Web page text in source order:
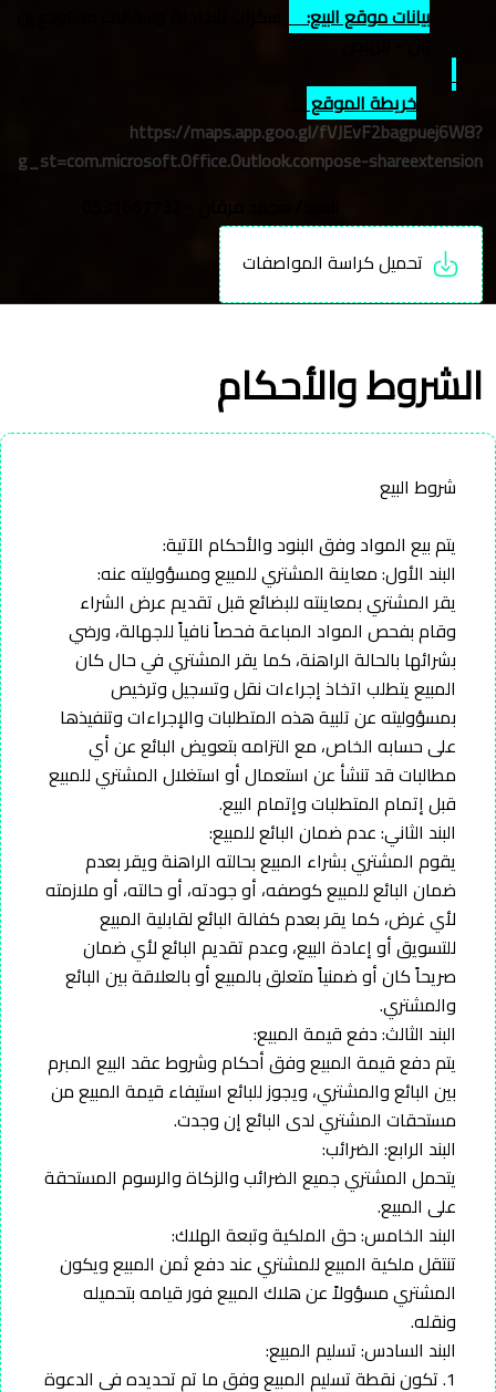
بيانات موقع البيع:
خريطة الموقع
https://maps.app.goo.gl/fVJEvF2bagpuej6W8?
g_st=com.microsoft.Office.Outlook.compose-shareextension
تحميل كراسة المواصفات
الشروط والأحكام
شروط البيع
يتم بيع المواد وفق البنود والأحكام الآتية:
البند الأول: معاينة المشتري للمبيع ومسؤوليته عنه:
يقر المشتري بمعاينته للبضائع قبل تقديم عرض الشراء
وقام بفحص المواد المباعة فحصاً نافياً للجهالة، ورضي
بشرائها بالحالة الراهنة، كما يقر المشتري في حال كان
المبيع يتطلب اتخاذ إجراءات نقل وتسجيل وترخيص
بمسؤوليته عن تلبية هذه المتطلبات والإجراءات وتنفيذها
على حسابه الخاص، مع التزامه بتعويض البائع عن أي
مطالبات قد تنشأ عن استعمال أو استغلال المشتري للمبيع
قبل إتمام المتطلبات وإتمام البيع.
البند الثاني: عدم ضمان البائع للمبيع:
يقوم المشتري بشراء المبيع بحالته الراهنة ويقر بعدم
ضمان البائع للمبيع كوصفه، أو جودته، أو حالته، أو ملازمته
لأي غرض، كما يقر بعدم كفالة البائع لقابلية المبيع
للتسويق أو إعادة البيع، وعدم تقديم البائع لأي ضمان
صريحاً كان أو ضمنياً متعلق بالمبيع أو بالعلاقة بين البائع
والمشتري.
البند الثالث: دفع قيمة المبيع:
يتم دفع قيمة المبيع وفق أحكام وشروط عقد البيع المبرم
بين البائع والمشتري، ويجوز للبائع استيفاء قيمة المبيع من
مستحقات المشتري لدى البائع إن وجدت.
البند الرابع: الضرائب:
يتحمل المشتري جميع الضرائب والزكاة والرسوم المستحقة
على المبيع.
البند الخامس: حق الملكية وتبعة الهلاك:
تنتقل ملكية المبيع للمشتري عند دفع ثمن المبيع ويكون
المشتري مسؤولاً عن هلاك المبيع فور قيامه بتحميله
ونقله.
البند السادس: تسليم المبيع:
1. تكون نقطة تسليم المبيع وفق ما تم تحديده في الدعوة